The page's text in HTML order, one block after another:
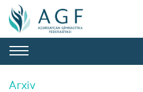
Arxiv